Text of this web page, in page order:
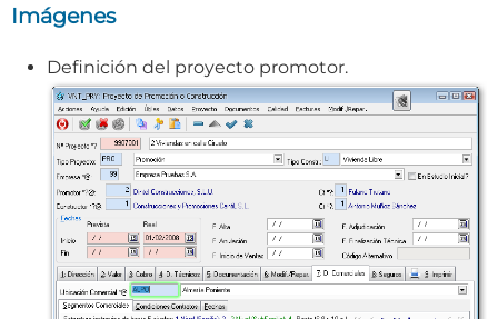
Imágenes
Definición del proyecto promotor.